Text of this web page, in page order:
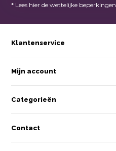
* Lees hier de wettelijke beperkingen
Klantenservice
Mijn account
Categorieën
Contact